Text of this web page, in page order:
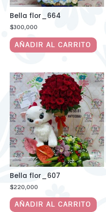
Bella flor_664
$300,000
AÑADIR AL CARRITO
Bella flor_607
$220,000
AÑADIR AL CARRITO